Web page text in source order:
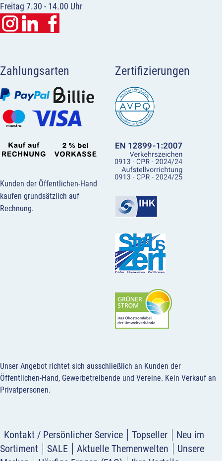
Freitag 7.30 - 14.00 Uhr
Zahlungsarten
Kunden der Öffentlichen-Hand
kaufen grundsätzlich auf
Rechnung.
Zertifizierungen
Unser Angebot richtet sich ausschließlich an Kunden der
Öffentlichen-Hand, Gewerbetreibende und Vereine. Kein Verkauf an
Privatpersonen.
Kontakt / Persönlicher Service Topseller
Neu im
Sortiment
SALE Aktuelle Themenwelten
Unsere